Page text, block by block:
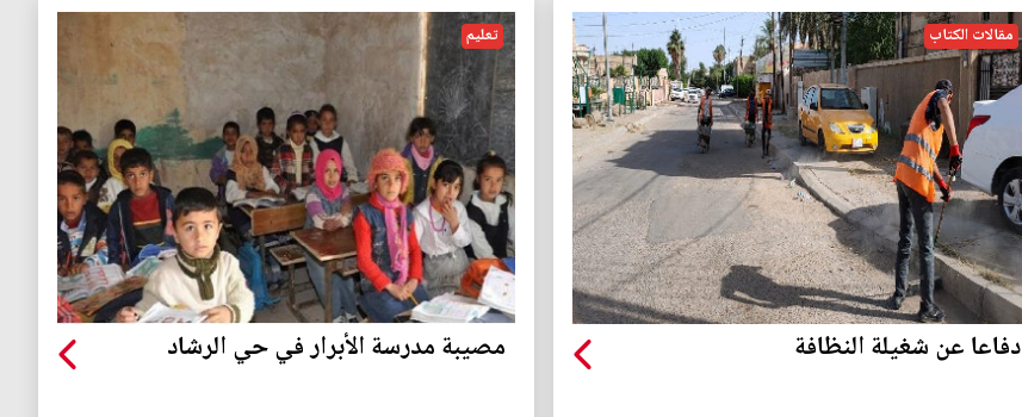
مقالات الكتاب
دفاعا عن شغيلة النظافة
تعليم
مصيبة مدرسة الأبرار في حي الرشاد